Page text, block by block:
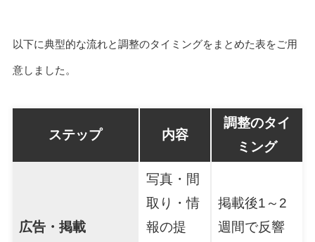
以下に典型的な流れと調整のタイミングをまとめた表をご用
意しました。
ステップ 内容
調整のタイ
ミング
広告・掲載
写真・間
取り・情
報の提
掲載後1～2
週間で反響